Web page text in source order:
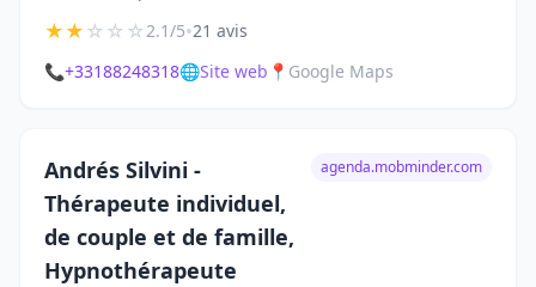
★★☆☆☆2.1/5•21 avis
📞+33188248318🌐Site web 📍 Google Maps
Andrés Silvini -
Thérapeute individuel,
de couple et de famille,
Hypnothérapeute
agenda.mobminder.com